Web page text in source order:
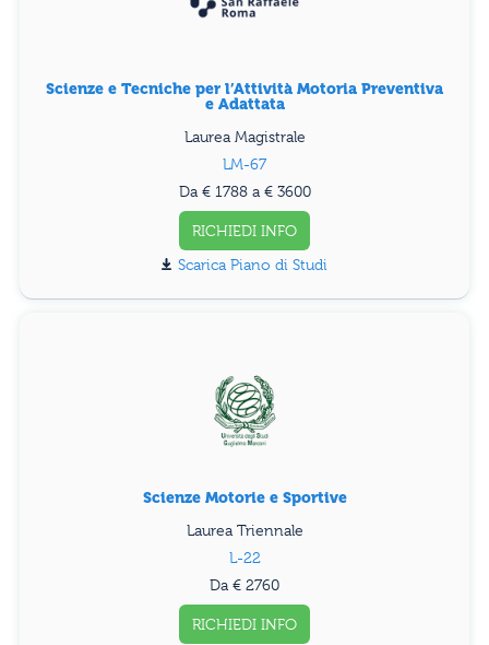
Scienze e Tecniche per l’Attività Motoria Preventiva
e Adattata
Laurea Magistrale
LM-67
Da € 1788 a € 3600
RICHIEDI INFO
Piano di Studi
Scienze Motorie e Sportive
Laurea Triennale
L-22
Da € 2760
RICHIEDI INFO